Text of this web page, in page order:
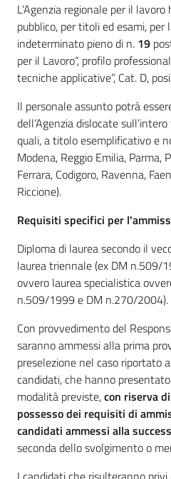
L’Agenzia regionale per il
pubblico, per titoli ed esami,
indeterminato pieno di n. 19
per il Lavoro“, profilo
tecniche applicative”, Cat. D,
Il personale assunto potrà
dell’Agenzia dislocate
quali, a titolo esemplificativo e
Modena, Reggio Emilia, Parma,
Ferrara, Codigoro, Ravenna,
Riccione).
Requisiti specifici per
Diploma di laurea secondo il
laurea triennale (ex DM n.509/
ovvero laurea specialistica
n.509/1999 e DM n.270/2004).
Con provvedimento del
saranno ammessi alla prima
preselezione nel caso riportato
candidati, che hanno
modalità previste,con riserva
possesso dei requisiti di
candidati ammessi alla
seconda dello svolgimento o